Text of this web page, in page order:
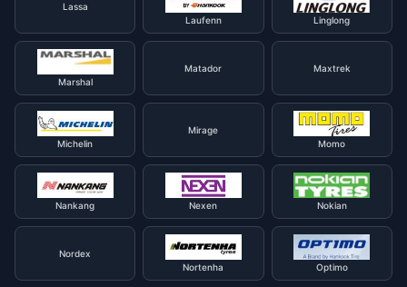
Lassa
Laufenn
Linglong
Marshal
Matador Maxtrek
Michelin
Mirage
Momo
Nankang Nexen Nokian
Nordex
Nortenha
Optimo